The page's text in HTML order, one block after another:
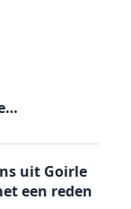
uit Goirle
een reden